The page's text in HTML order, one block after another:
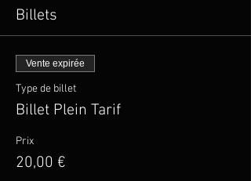
Billets
Vente expirée
Type de billet
Billet Plein Tarif
Prix
20,00 €